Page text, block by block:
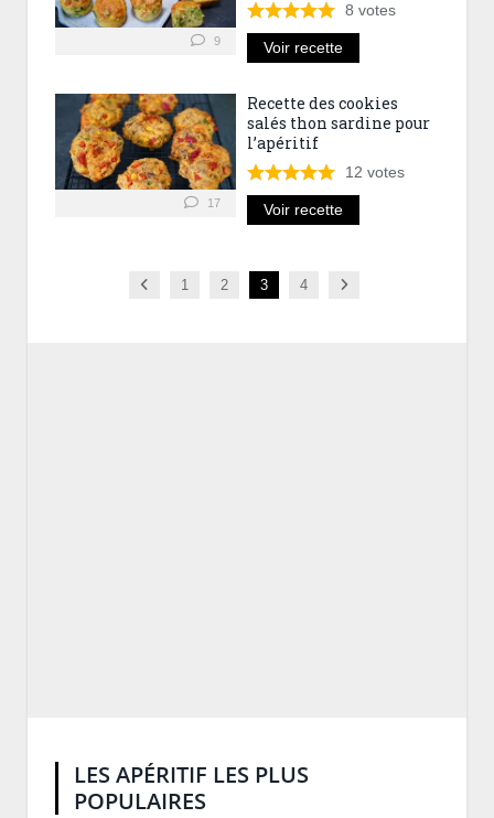
9
8 votes
Voir recette
17
Recette des cookies
salés thon sardine pour
l’apéritif
12 votes
Voir recette
Previous
1 2 3 4 Next
LES APÉRITIF LES PLUS
POPULAIRES